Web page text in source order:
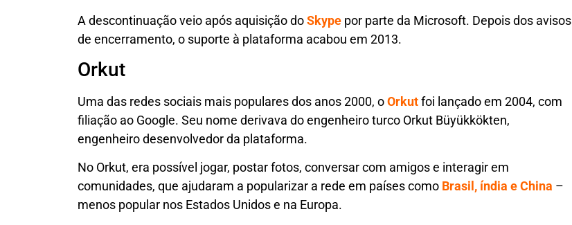
A descontinuação veio após aquisição doSkype por parte da Microsoft. Depois dos avisos
de encerramento, o suporte à plataforma acabou em 2013.
Orkut
Uma das redes sociais mais populares dos anos 2000, oOrkutfoi lançado em 2004, com
filiação ao Google. Seu nome derivava do engenheiro turco Orkut Büyükkökten,
engenheiro desenvolvedor da plataforma.
No Orkut, era possível jogar, postar fotos, conversar com amigos e interagir em
comunidades, que ajudaram a popularizar a rede em países como Brasil, índia e China –
menos popular nos Estados Unidos e na Europa.